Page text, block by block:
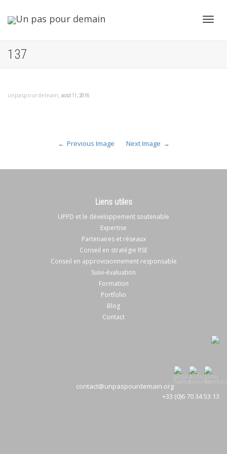
137
unpaspourdemain, août 11, 2016
Previous Image Next Image
Liens utiles
UPPD et le développement soutenable
Expertise
Partenaires et réseaux
Conseil en stratégie RSE
Conseil en approvisionnement responsable
Suivi-évaluation
Formation
Portfolio
Blog
Contact
contact@unpaspourdemain.org
+33 (0)6 70 34 53 13